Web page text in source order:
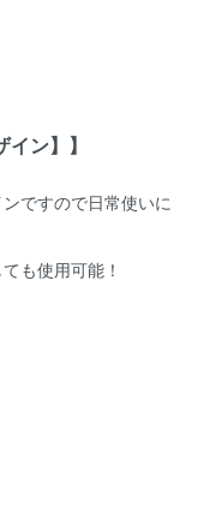
ン】】
ですので日常使いに
も使用可能！